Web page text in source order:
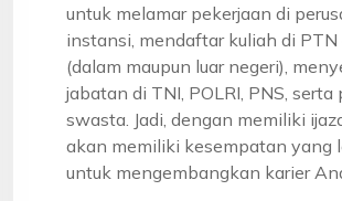
untuk melamar pekerjaan di
instansi, mendaftar kuliah di PTN
(dalam maupun luar negeri),
jabatan di TNI, POLRI, PNS, serta
swasta. Jadi, dengan memiliki
akan memiliki kesempatan yang
untuk mengembangkan karier